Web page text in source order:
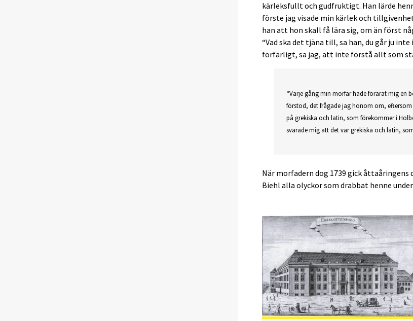
kärleksfullt och gudfruktigt. Han lärde
förste jag visade min kärlek och
han att hon skall få lära sig, om än först
“Vad ska det tjäna till, sa han, du går ju
förfärligt, sa jag, att inte förstå allt som
“Varje gång min morfar hade förärat mig en
förstod, det frågade jag honom om,
på grekiska och latin, som förekommer i
svarade mig att det var grekiska och latin,
När morfadern dog 1739 gick
Biehl alla olyckor som drabbat henne